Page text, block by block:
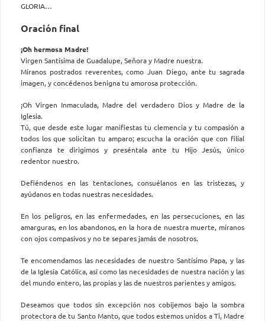
GLORIA…
Oración final
¡Oh hermosa Madre!
Virgen Santísima de Guadalupe, Señora y Madre nuestra.
Míranos postrados reverentes, como Juan Diego, ante tu sagrada
imagen, y concédenos benigna tu amorosa protección.
¡Oh Virgen Inmaculada, Madre del verdadero Dios y Madre de la
Iglesia.
Tú, que desde este lugar manifiestas tu clemencia y tu compasión a
todos los que solicitan tu amparo; escucha la oración que con filial
confianza te dirigimos y preséntala ante tu Hijo Jesús, único
redentor nuestro.
Defiéndenos en las tentaciones, consuélanos en las tristezas, y
ayúdanos en todas nuestras necesidades.
En los peligros, en las enfermedades, en las persecuciones, en las
amarguras, en los abandonos, en la hora de nuestra muerte, míranos
con ojos compasivos y no te separes jamás de nosotros.
Te encomendamos las necesidades de nuestro Santísimo Papa, y las
de la Iglesia Católica, así como las necesidades de nuestra nación y las
del mundo entero, las propias y las de nuestros parientes y amigos.
Deseamos que todos sin excepción nos cobijemos bajo la sombra
protectora de tu Santo Manto, que todos estemos unidos a Ti, Madre